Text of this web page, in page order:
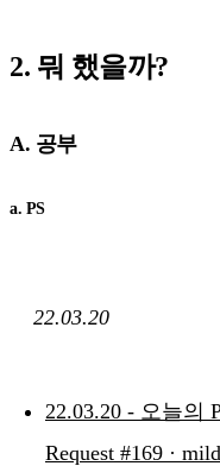
2. 뭐 했을까?
A. 공부
a. PS
22.03.20
22.03.20 - 오늘의
Request #169 ·